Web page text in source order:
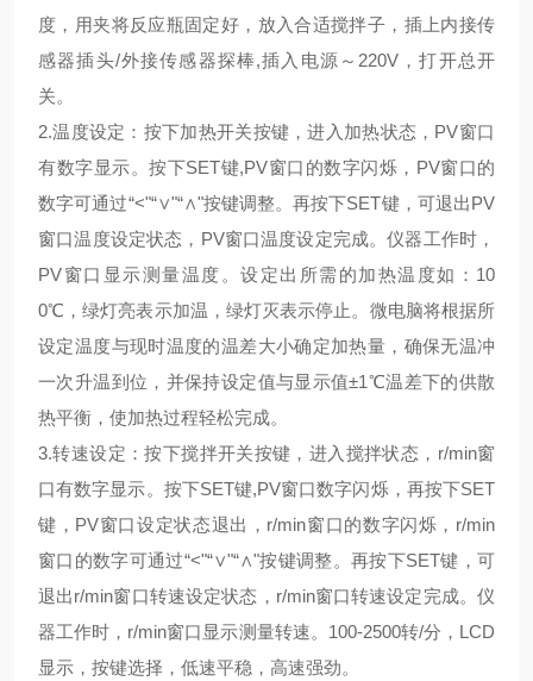
度，用夹将反应瓶固定好，放入合适搅拌子，插上内接传
感器插头/外接传感器探棒,插入电源～220V，打开总开
关。
2.温度设定：按下加热开关按键，进入加热状态， PV窗口
有数字显示。按下SET键,PV窗口的数字闪烁， PV窗口的
数字可通过“<"“∨"“∧"按键调整。再按下SET键，可退出PV
窗口温度设定状态， PV窗口温度设定完成。仪器工作时，
PV窗口显示测量温度。设定出所需的加热温度如： 10
0℃ ，绿灯亮表示加温，绿灯灭表示停止。微电脑将根据所
设定温度与现时温度的温差大小确定加热量，确保无温冲
一次升温到位，并保持设定值与显示值±1℃温差下的供散
热平衡，使加热过程轻松完成。
3.转速设定：按下搅拌开关按键，进入搅拌状态， r/min窗
口有数字显示。按下SET键,PV窗口数字闪烁，再按下SET
键， PV窗口设定状态退出， r/min窗口的数字闪烁， r/min
窗口的数字可通过“<"“∨"“∧"按键调整。再按下SET键，可
退出r/min窗口转速设定状态， r/min窗口转速设定完成。仪
器工作时， r/min窗口显示测量转速。 100-2500转/分， LCD
显示，按键选择，低速平稳，高速强劲。